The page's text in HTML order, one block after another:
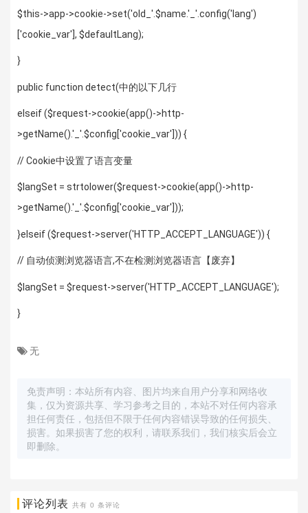
$this->app->cookie->set('old_'.$name.'_'.config('lang')
['cookie_var'], $defaultLang);
}
public function detect(中的以下几行
elseif ($request->cookie(app()->http-
>getName().'_'.$config['cookie_var'])) {
// Cookie中设置了语言变量
$langSet = strtolower($request->cookie(app()->http-
>getName().'_'.$config['cookie_var']));
}elseif ($request->server('HTTP_ACCEPT_LANGUAGE')) {
// 自动侦测浏览器语言,不在检测浏览器语言【废弃】
$langSet = $request->server('HTTP_ACCEPT_LANGUAGE');
}
无
免责声明：本站所有内容、图片均来自用户分享和网络收
集，仅为资源共享、学习参考之目的，本站不对任何内容承
担任何责任，包括但不限于任何内容错误导致的任何损失、
损害。如果损害了您的权利，请联系我们，我们核实后会立
即删除。
评论列表 共有 0 条评论